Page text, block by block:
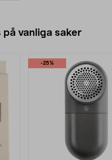
vanliga saker
-25%